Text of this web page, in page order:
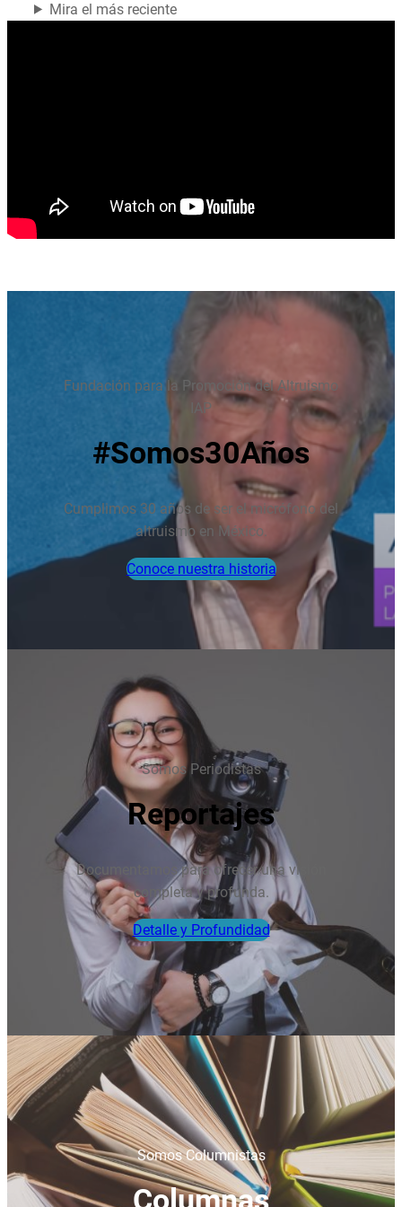
Mira el más reciente
Fundación para la Promoción del Altruismo
IAP
#Somos30Años
Cumplimos 30 años de ser el micrófono del
altruismo en México.
Conoce nuestra historia
Somos Periodistas
Reportajes
Documentamos para ofrecer una visión
completa y profunda.
Detalle y Profundidad
Somos Columnistas